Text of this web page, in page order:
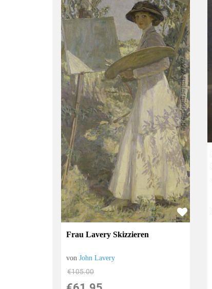
Frau Lavery Skizzieren
vonJohn Lavery
€105.00